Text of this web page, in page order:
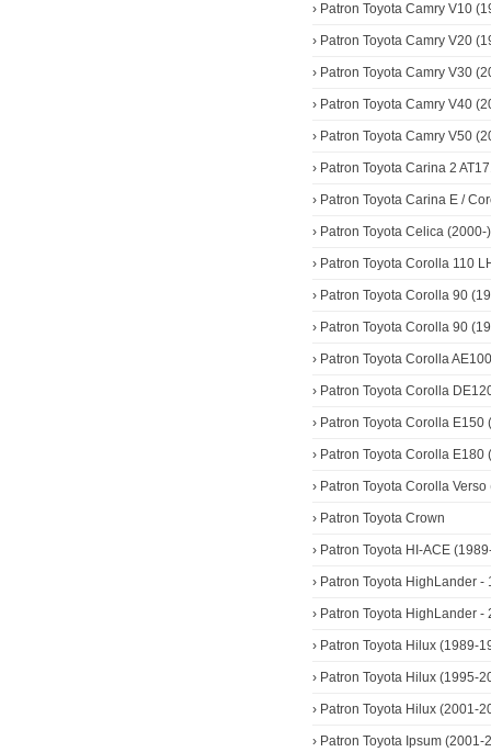
› Patron Toyota Camry V10
› Patron Toyota Camry V20
› Patron Toyota Camry V30
› Patron Toyota Camry V40
› Patron Toyota Camry V50
› Patron Toyota Carina 2
› Patron Toyota Carina E /
› Patron Toyota Celica (2000-)
› Patron Toyota Corolla 110
› Patron Toyota Corolla 90
› Patron Toyota Corolla 90
› Patron Toyota Corolla
› Patron Toyota Corolla
› Patron Toyota Corolla E150
› Patron Toyota Corolla E180
› Patron Toyota Corolla Verso
› Patron Toyota Crown
› Patron Toyota HI-ACE
› Patron Toyota HighLander
› Patron Toyota HighLander
› Patron Toyota Hilux (1989-
› Patron Toyota Hilux (1995-
› Patron Toyota Hilux (2001-
› Patron Toyota Ipsum (2001-